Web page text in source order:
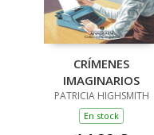
CRÍMENES
IMAGINARIOS
PATRICIA HIGHSMITH
En stock